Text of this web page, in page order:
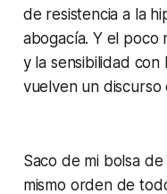
de resistencia a la
abogacía. Y el poco
y la sensibilidad
vuelven un discurso
Saco de mi bolsa
mismo orden de